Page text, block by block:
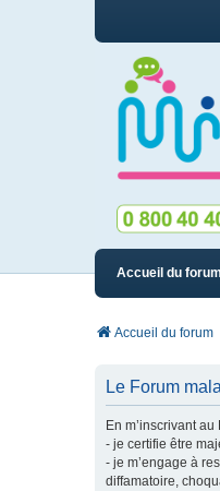
Accueil du forum
Accueil du forum
Le Forum
En m’inscrivant
- je certifie être
- je m’engage à
diffamatoire,